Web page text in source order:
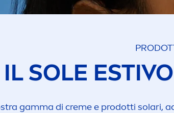
SOLE
gamma di cremee prodotti solari,